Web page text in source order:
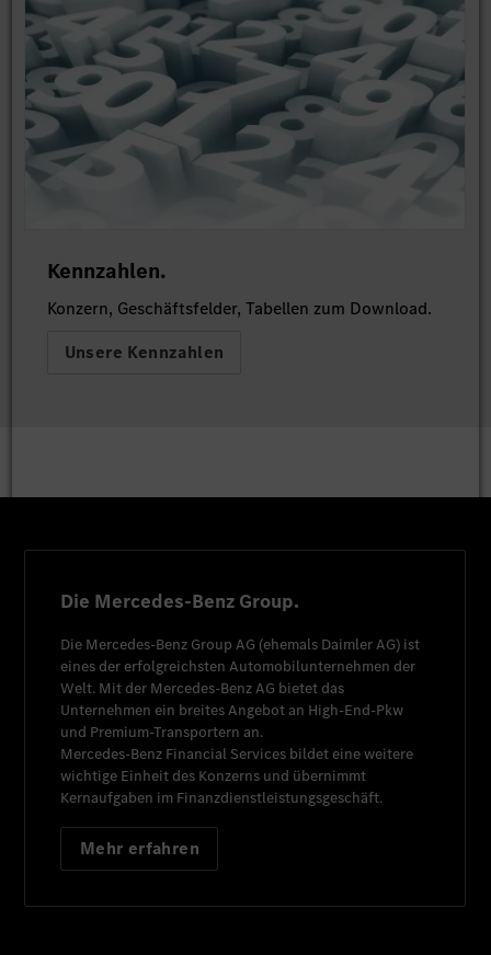
Kennzahlen.
Konzern, Geschäftsfelder, Tabellen zum Download.
Unsere Kennzahlen
Die Mercedes-Benz Group.
Die Mercedes-Benz Group AG (ehemals Daimler AG) ist
eines der erfolgreichsten Automobilunternehmen der
Welt. Mit der Mercedes-Benz AG bietet das
Unternehmen ein breites Angebot an High-End-Pkw
und Premium-Transportern an.
Mercedes-Benz Financial Services bildet eine weitere
wichtige Einheit des Konzerns und übernimmt
Kernaufgaben im Finanzdienstleistungsgeschäft.
Mehr erfahren